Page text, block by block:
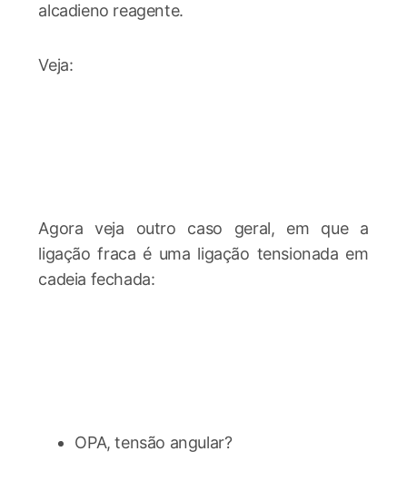
alcadieno reagente.
Veja:
Agora veja outro caso geral, em que a
ligação fraca é uma ligação tensionada em
cadeia fechada:
OPA, tensão angular?